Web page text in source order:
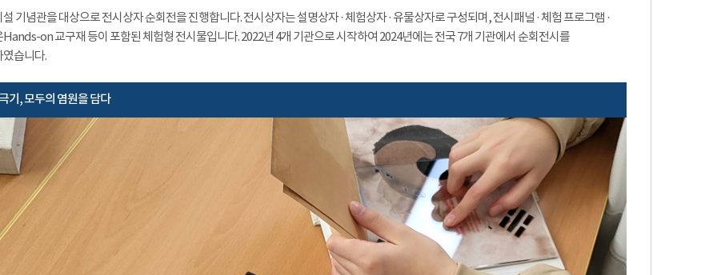
기념관을 대상으로 전시상자 순회전을 진행합니다. 전시상자는 설명상자 · 체험상자 · 유물상자로 구성되며, 전시패널 · 체험 프로그램 ·
on 교구재 등이 포함된 체험형 전시물입니다. 2022년 4개 기관으로 시작하여 2024년에는 전국 7개 기관에서 순회전시를
습니다.
기, 모두의 염원을 담다